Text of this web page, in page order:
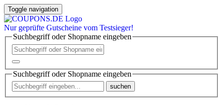
Toggle navigation
Nur geprüfte Gutscheine vom Testsieger!
Suchbegriff oder Shopname eingeben
Suchbegriff oder Shopname eingeben
suchen